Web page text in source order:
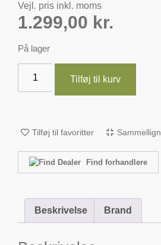
Vejl. pris inkl. moms
1.299,00 kr.
På lager
Tilføj til kurv
Tilføj til favoritter Sammellign
Find forhandlere
Beskrivelse Brand